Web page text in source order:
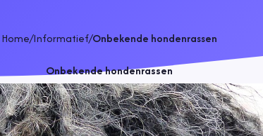
Home/Informatief/Onbekende hondenrassen
Onbekende hondenrassen